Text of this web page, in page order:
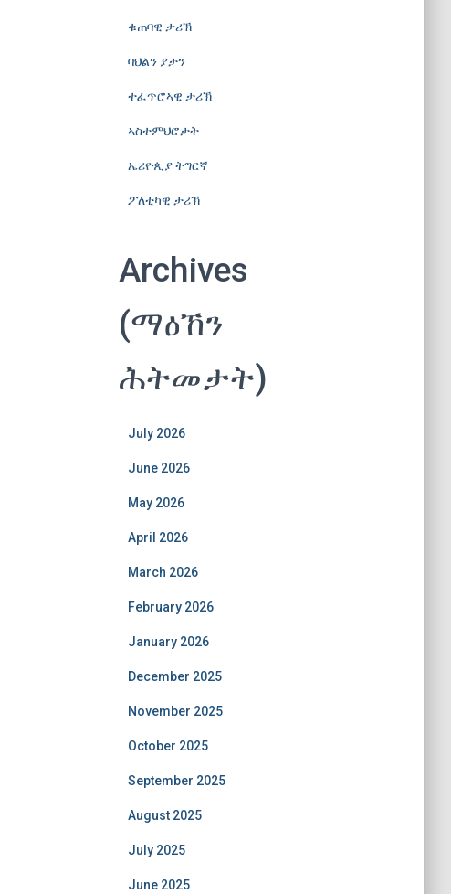
ቁጠባዊ ታሪኽ
ባህልን ያታን
ተፈጥሮኣዊ ታሪኽ
ኣስተምህሮታት
ኤሪዮጲያ ትግርኛ
ፖለቲካዊ ታሪኽ
Archives
(ማዕኸን
ሕትመታት)
July 2026
June 2026
May 2026
April 2026
March 2026
February 2026
January 2026
December 2025
November 2025
October 2025
September 2025
August 2025
July 2025
June 2025